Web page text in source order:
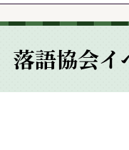
落語協会イ